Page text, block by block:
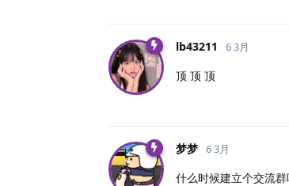
lb43211 6 3月
顶 顶 顶
梦梦 6 3月
什么时候建立个交流